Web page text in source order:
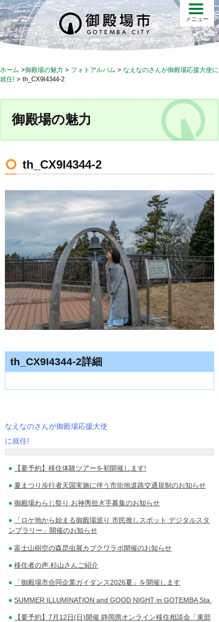
S
k
i
p
c
n
メニュー
ホーム >御殿場の魅力 > フォトアルバム > なえなのさんが御殿場応援大使に
就任! > th_CX9I4344-2
御殿場の魅力
th_CX9I4344-2
th_CX9I4344-2詳細
投
稿
ナ
ー
シ
ョ
ン
なえなのさんが御殿場応援大使
に就任!
【要予約】移住体験ツアーを初開催します!
夏まつり歩行者天国実施に伴う市街地道路交通規制のお知らせ
御殿場わらじ祭り お神輿担ぎ手募集のお知らせ
「ロケ地から始まる御殿場巡り 市民推しスポット デジタルスタ
ンプラリー」開催のお知らせ
富士山樹空の森昆虫展カブクワラボ開催のお知らせ
移住者の声:杉山さんご紹介
「御殿場市合同企業ガイダンス2026夏」を開催します
SUMMER ILLUMINATION and GOOD NIGHT in GOTEMBA Sta.
【要予約】7月12日(日)開催 静岡県オンライン移住相談会「東部